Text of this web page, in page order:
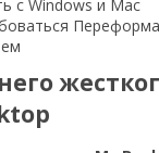
с Windows и Mac